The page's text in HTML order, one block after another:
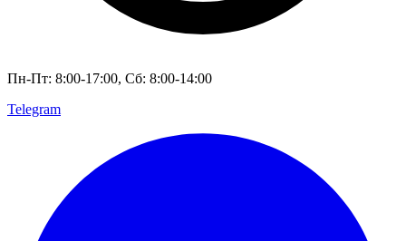
Пн-Пт: 8:00-17:00, Сб: 8:00-14:00
Telegram